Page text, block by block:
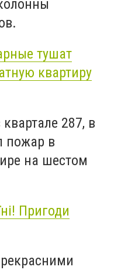
тушат
квартиру
287, в
пожар в
на шестом
Пригоди